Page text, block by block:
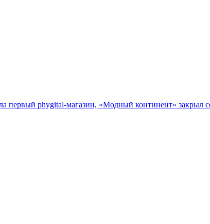
первый phygital-магазин, «Модный континент» закрыл